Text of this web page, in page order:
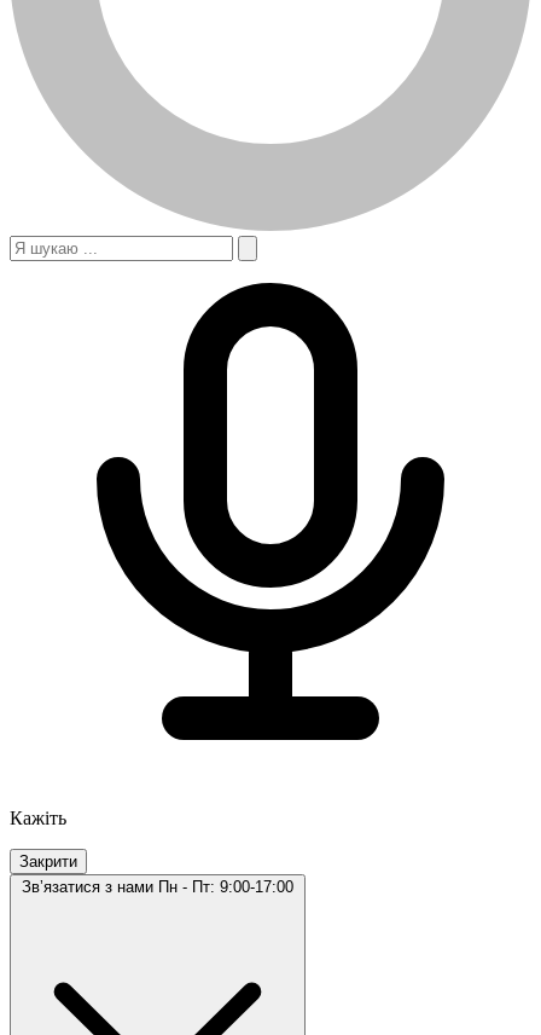
Кажіть
Закрити
Звʼязатися з нами Пн - Пт: 9:00-17:00